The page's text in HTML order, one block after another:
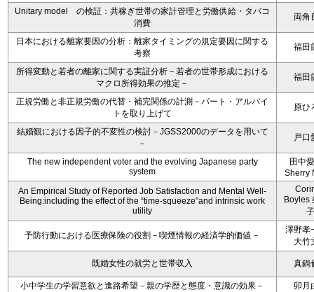
Unitary model の検証：共稼ぎ世帯の家計管理と労働供給・タバコ
消費
両角
日本における離家要因の分析：離家タイミングの規定要因に関する
考察
福田
所得変動と若者の離家に関する実証分析－若者の世帯形成における
マクロ所得効果の推定－
福田
正規労働と非正規労働の代替・補完関係の計測－パート・アルバイ
トを取り上げて
原ひ
結婚観における因子的不変性の検討－JGSS2000のデータを用いて
－
戸口
The new independent voter and the evolving Japanese party
system
田中
Sherry
An Empirical Study of Reported Job Satisfaction and Mental Well-
Being:including the effect of the “time-squeeze”and intrinsic work
utility
Boyles
子
予防行動における医療保険の役割－喫煙情報の経済学的価値－
澤野孝
大竹
既婚女性の就労と世帯収入 真鍋
小中学生の学習意欲と進路希望－親の学歴と態度・意識の効果－ 卯月